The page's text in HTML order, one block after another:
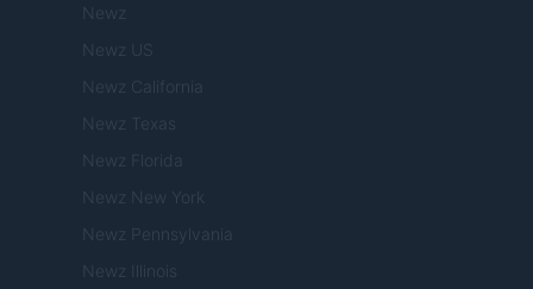
Newz
Newz US
Newz California
Newz Texas
Newz Florida
Newz New York
Newz Pennsylvania
Newz Illinois